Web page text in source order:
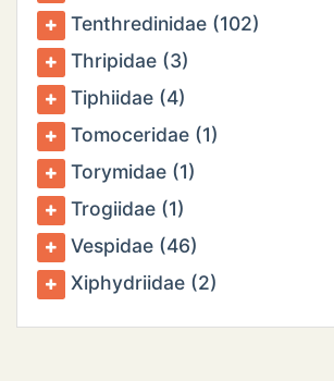
Tenthredinidae (102)
Thripidae (3)
Tiphiidae (4)
Tomoceridae (1)
Torymidae (1)
Trogiidae (1)
Vespidae (46)
Xiphydriidae (2)